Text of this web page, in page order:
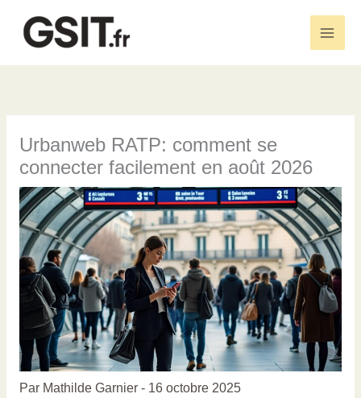
contenu
Main
Urbanweb RATP: comment se
connecter facilement en août 2026
Par Mathilde Garnier - 16 octobre 2025